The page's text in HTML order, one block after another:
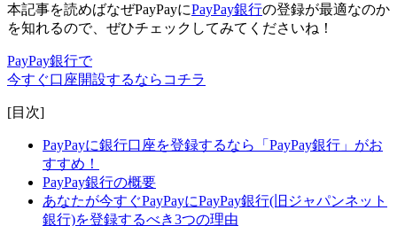
本記事を読めばなぜPayPayにPayPay銀行の登録が最適なのか
を知れるので、ぜひチェックしてみてくださいね！
PayPay銀行で
今すぐ口座開設するならコチラ
[目次]
PayPayに銀行口座を登録するなら「PayPay銀行」がお
すすめ！
PayPay銀行の概要
あなたが今すぐPayPayにPayPay銀行(旧ジャパンネット
銀行)を登録するべき3つの理由